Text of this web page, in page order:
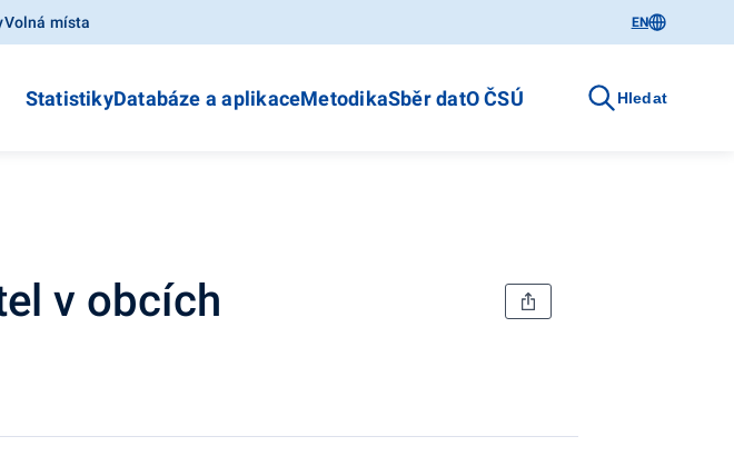
Volná místa EN
StatistikyDatabáze a aplikaceMetodikaSběr datO ČSÚ Hledat
v obcích